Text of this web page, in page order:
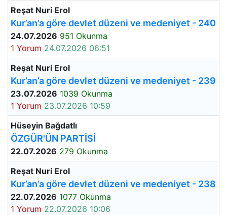
Reşat Nuri Erol
Kur’an’a göre devlet düzeni ve medeniyet - 240
24.07.2026 951 Okunma
1 Yorum 24.07.2026 06:51
Reşat Nuri Erol
Kur’an’a göre devlet düzeni ve medeniyet - 239
23.07.2026 1039 Okunma
1 Yorum 23.07.2026 10:59
Hüseyin Bağdatlı
ÖZGÜR'ÜN PARTİSİ
22.07.2026 279 Okunma
Reşat Nuri Erol
Kur’an’a göre devlet düzeni ve medeniyet - 238
22.07.2026 1077 Okunma
1 Yorum 22.07.2026 10:06